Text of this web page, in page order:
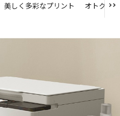
美しく多彩なプリント オトク